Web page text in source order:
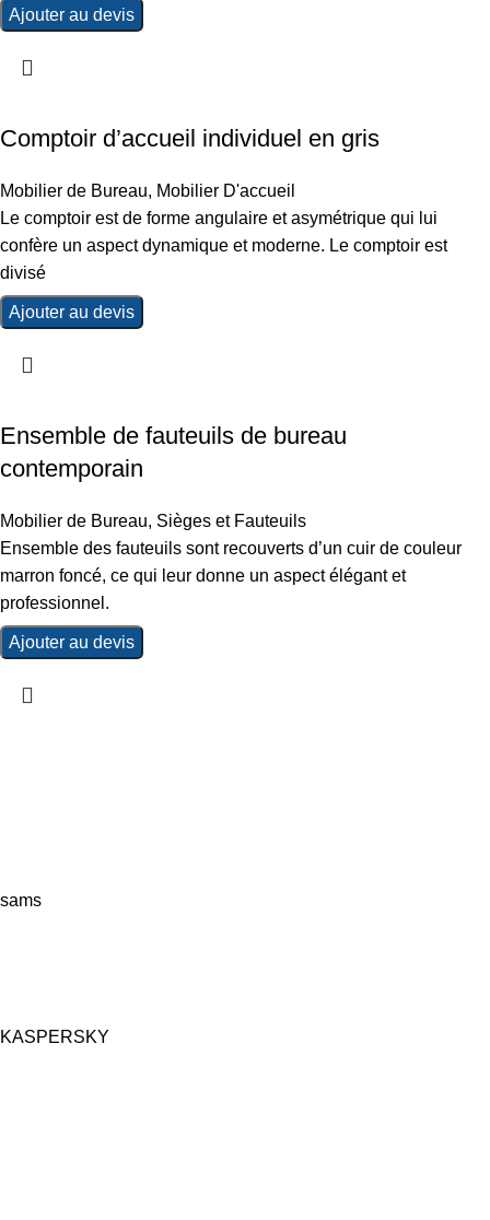
Ajouter au devis
Comptoir d’accueil individuel en gris
Mobilier de Bureau, Mobilier D'accueil
Le comptoir est de forme angulaire et asymétrique qui lui
confère un aspect dynamique et moderne. Le comptoir est
divisé
Ajouter au devis
Ensemble de fauteuils de bureau
contemporain
Mobilier de Bureau, Sièges et Fauteuils
Ensemble des fauteuils sont recouverts d’un cuir de couleur
marron foncé, ce qui leur donne un aspect élégant et
professionnel.
Ajouter au devis
sams
KASPERSKY